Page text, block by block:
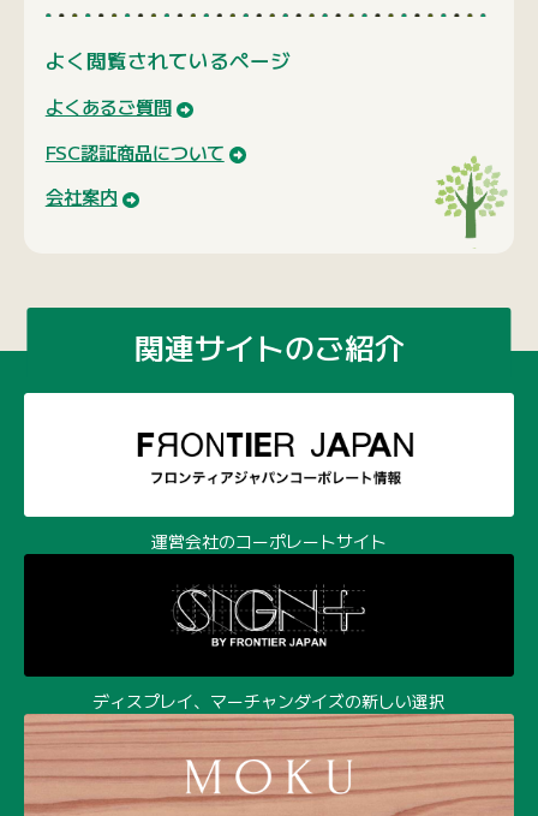
よく閲覧されているページ
よくあるご質問
FSC認証商品について
会社案内
関連サイトのご紹介
運営会社のコーポレートサイト
ディスプレイ、マーチャンダイズの新しい選択